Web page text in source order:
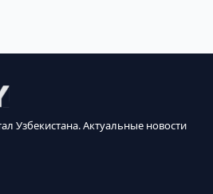
Узбекистана. Актуальные новости